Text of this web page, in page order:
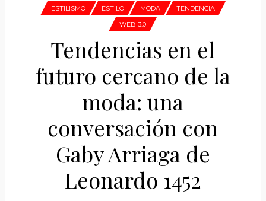
ESTILISMO ESTILO MODA
TENDENCIA
WEB 3.0
Tendencias en el
futuro cercano de la
moda: una
conversación con
Gaby Arriaga de
Leonardo 1452